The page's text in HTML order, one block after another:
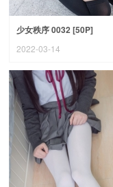
少女秩序 0032 [50P]
2022-03-14